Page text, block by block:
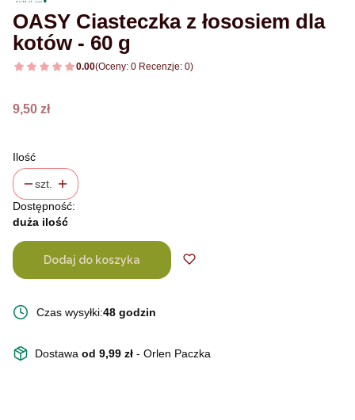
OASY Ciasteczka z łososiem dla
kotów - 60 g
0.00(Oceny: 0 Recenzje: 0)
Cena
9,50 zł
Ilość
szt.
Dostępność:
duża ilość
Dodaj do koszyka
Czas wysyłki:48 godzin
Dostawa od 9,99 zł - Orlen Paczka